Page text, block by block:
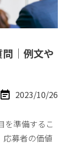
｜例文や
2023/10/26
を準備するこ
応募者の価値